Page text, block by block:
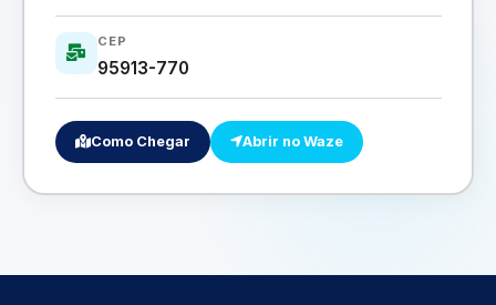
CEP
95913-770
Como Chegar Abrir no Waze